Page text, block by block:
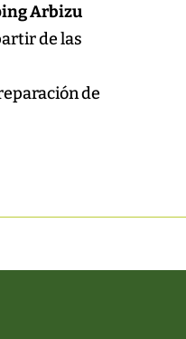
Arbizu
de las
de